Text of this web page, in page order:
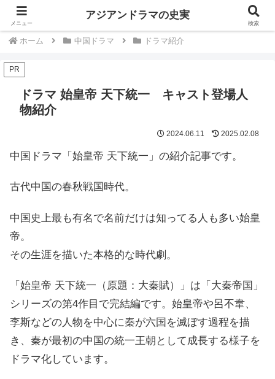
中国韓国歴史ドラマは史実を知るともっと楽しい
ホーム 中国ドラマ ドラマ紹介
PR
ドラマ 始皇帝 天下統一 キャスト登場人
物紹介
2024.06.11 2025.02.08
中国ドラマ「始皇帝 天下統一」の紹介記事です。
古代中国の春秋戦国時代。
中国史上最も有名で名前だけは知ってる人も多い始皇
帝。
その生涯を描いた本格的な時代劇。
「始皇帝 天下統一（原題：大秦賦）」は「大秦帝国」
シリーズの第4作目で完結編です。始皇帝や呂不韋、
李斯などの人物を中心に秦が六国を滅ぼす過程を描
き、秦が最初の中国の統一王朝として成長する様子を
ドラマ化しています。
メニュー
アジアンドラマの史実
検索